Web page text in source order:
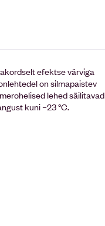
efektse värviga
on silmapaistev
lehed säilitavad
kuni –23 °C.